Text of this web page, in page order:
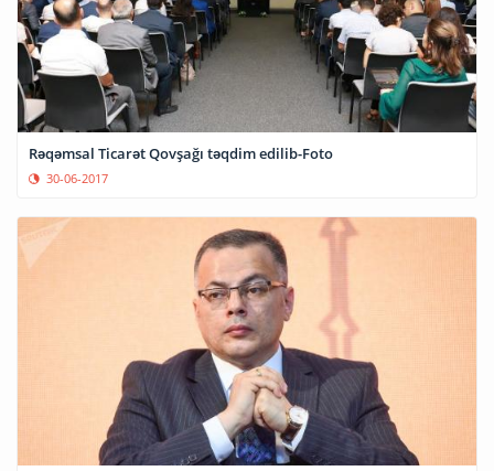
Rəqəmsal Ticarət Qovşağı təqdim edilib-Foto
30-06-2017